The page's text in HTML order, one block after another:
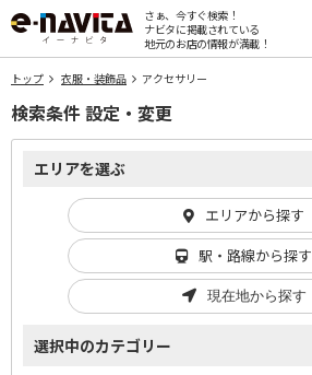
さぁ、今すぐ検索！
ナビタに掲載されている
地元のお店の情報が満載！
トップ 衣服・装飾品 アクセサリー
検索条件 設定・変更
エリアを選ぶ
エリアから探す
駅・路線から探す
現在地から探す
選択中のカテゴリー